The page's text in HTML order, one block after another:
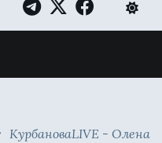
КурбановаLIVE - Олена